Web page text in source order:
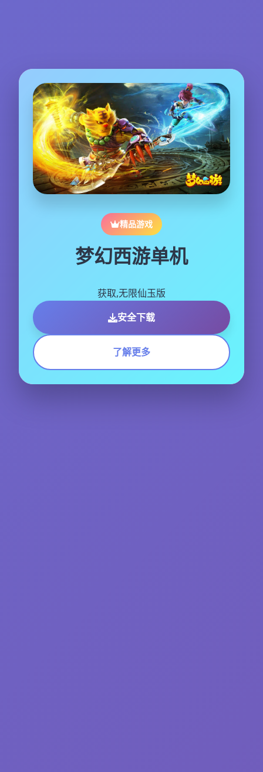
精品游戏
梦幻西游单机
获取,无限仙玉版
安全下载
了解更多